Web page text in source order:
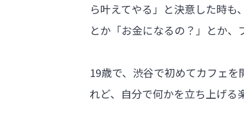
ら叶えてやる」と決意した時も
とか「お金になるの？」とか、
19歳で、渋谷で初めてカフェ
れど、自分で何かを立ち上げる